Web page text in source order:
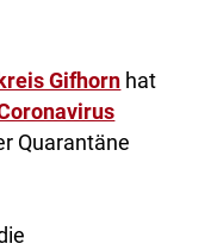
Gifhorn hat
Quarantäne